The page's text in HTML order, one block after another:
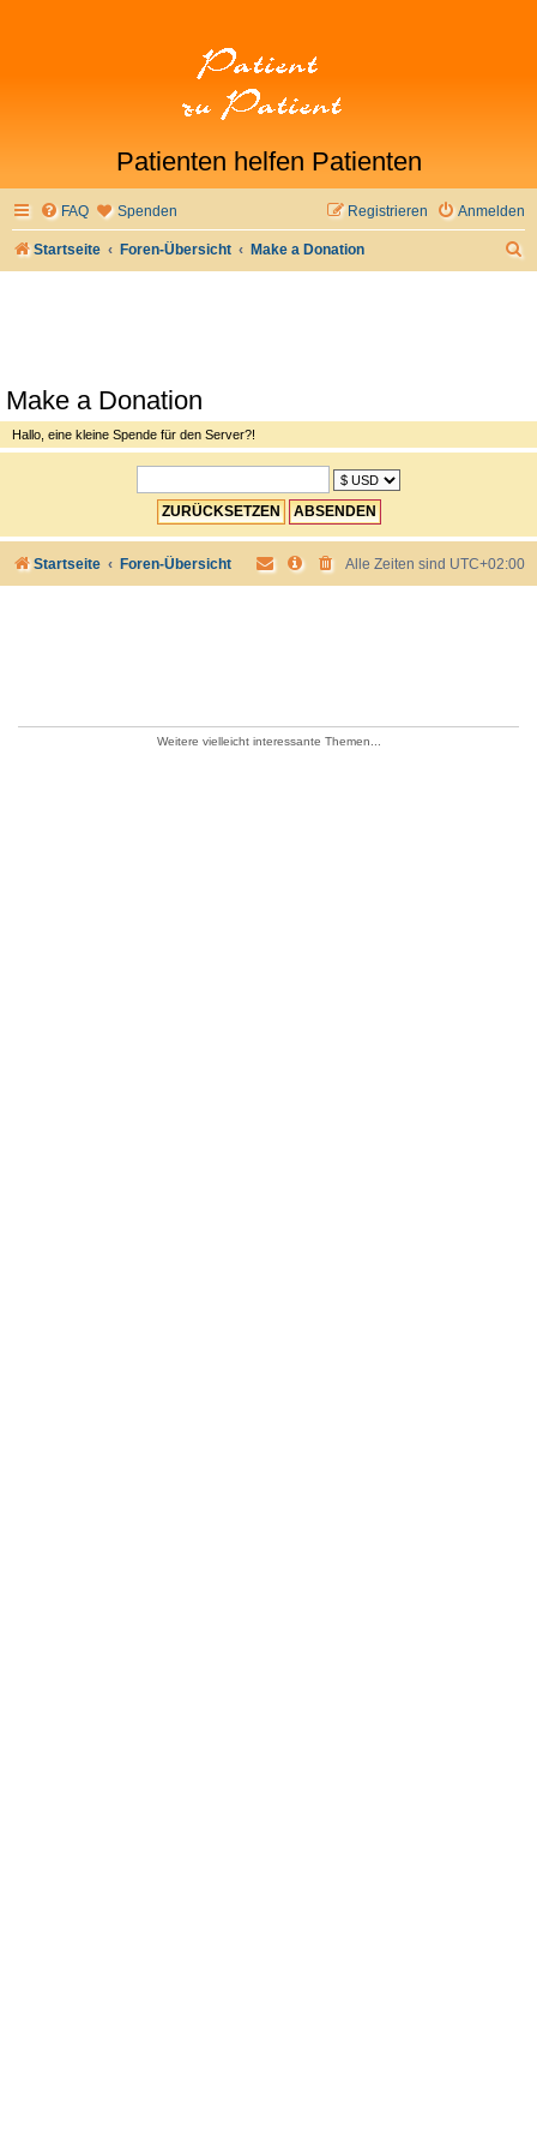
Patienten helfen Patienten
FAQ Spenden Anmelden
Registrieren
Startseite Foren-Übersicht Make a Donation
Make a Donation
Hallo, eine kleine Spende für den Server?!
Startseite Foren-Übersicht Alle Zeiten sind UTC+02:00
Weitere vielleicht interessante Themen...